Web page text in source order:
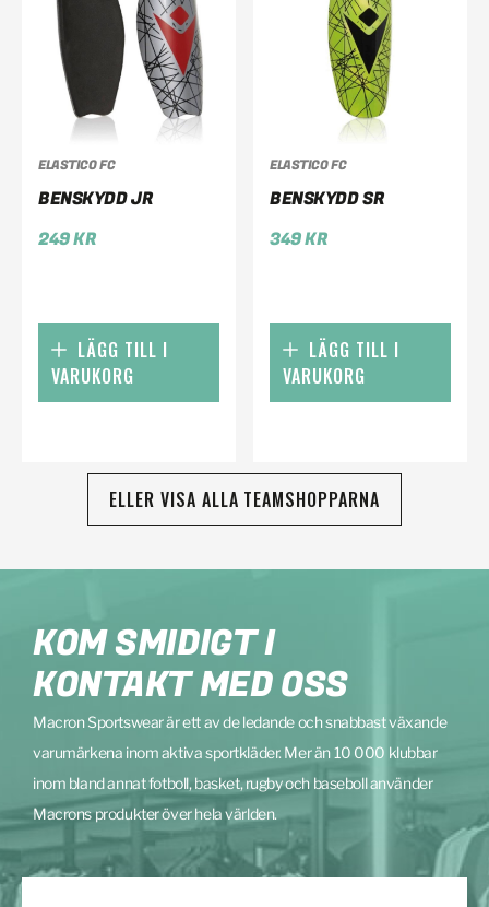
ELASTICO FC
BENSKYDD JR
249KR
LÄGG TILL I
VARUKORG
ELASTICO FC
BENSKYDD SR
349KR
LÄGG TILL I
VARUKORG
ELLER VISA ALLA TEAMSHOPPARNA
KOM SMIDIGT I
KONTAKT MED OSS
Macron Sportswear är ett av de ledande och snabbast växande
varumärkena inom aktiva sportkläder. Mer än 10 000 klubbar
inom bland annat fotboll, basket, rugby och baseboll använder
Macrons produkter över hela världen.